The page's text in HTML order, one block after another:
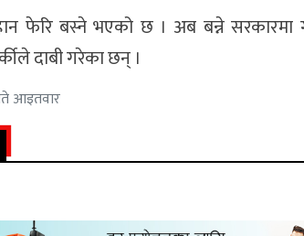
बस्ने भएको छ । अब बन्ने सरकारमा
दाबी गरेका छन् ।
आइतवार